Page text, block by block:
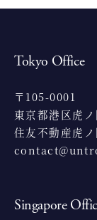
Tokyo Office
〒105-0001
東京都港区虎
住友不動産虎
Singapore